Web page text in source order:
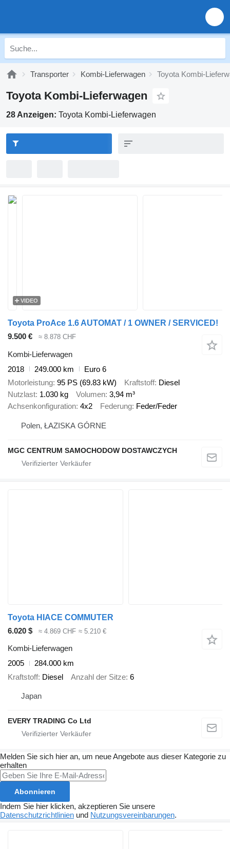
Transporter Kombi-Lieferwagen Toyota Kombi-
Toyota Kombi-Lieferwagen
28 Anzeigen: Toyota Kombi-Lieferwagen
VIDEO
Toyota ProAce 1.6 AUTOMAT / 1 OWNER / SERVICED!
9.500 €
≈ 8.878 CHF
Kombi-Lieferwagen
2018
249.000 km
Euro 6
Motorleistung 95 PS (69.83 kW) Kraftstoff Diesel
Nutzlast 1.030 kg Volumen 3,94 m³
Achsenkonfiguration 4x2 Federung Feder/Feder
Polen, ŁAZISKA GÓRNE
MGC CENTRUM SAMOCHODOW DOSTAWCZYCH
Toyota HIACE COMMUTER
6.020 $
≈ 4.869 CHF ≈ 5.210 €
Kombi-Lieferwagen
2005
284.000 km
Kraftstoff Diesel Anzahl der Sitze 6
Japan
EVERY TRADING Co Ltd
Melden Sie sich hier an, um neue Angebote aus dieser Kategorie zu
erhalten
Abonnieren
Indem Sie hier klicken, akzeptieren Sie unsere
Datenschutzrichtlinien und Nutzungsvereinbarungen.